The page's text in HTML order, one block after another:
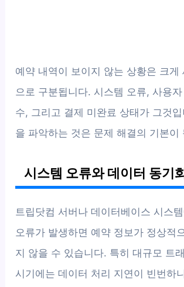
예약 내역이 보이지 않는 상황은 크게
으로 구분됩니다. 시스템 오류, 사용
수, 그리고 결제 미완료 상태가 그것
을 파악하는 것은 문제 해결의 기본이
시스템 오류와 데이터 동기
트립닷컴 서버나 데이터베이스 시스
오류가 발생하면 예약 정보가 정상적
지 않을 수 있습니다. 특히 대규모 트
시기에는 데이터 처리 지연이 빈번하